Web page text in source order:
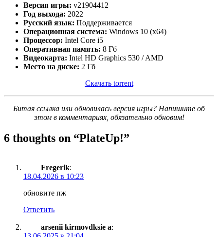
Версия игры: v21904412
Год выхода: 2022
Русский язык: Поддерживается
Операционная система: Windows 10 (x64)
Процессор: Intel Core i5
Оперативная память: 8 Гб
Видеокарта: Intel HD Graphics 530 / AMD
Место на диске: 2 Гб
Скачать torrent
Битая ссылка или обновилась версия игры? Напишите об
этом в комментариях, обязательно обновим!
6 thoughts on “PlateUp!”
Fregerik:
18.04.2026 в 10:23
обновите пж
Ответить
arsenii kirmovdksie a: